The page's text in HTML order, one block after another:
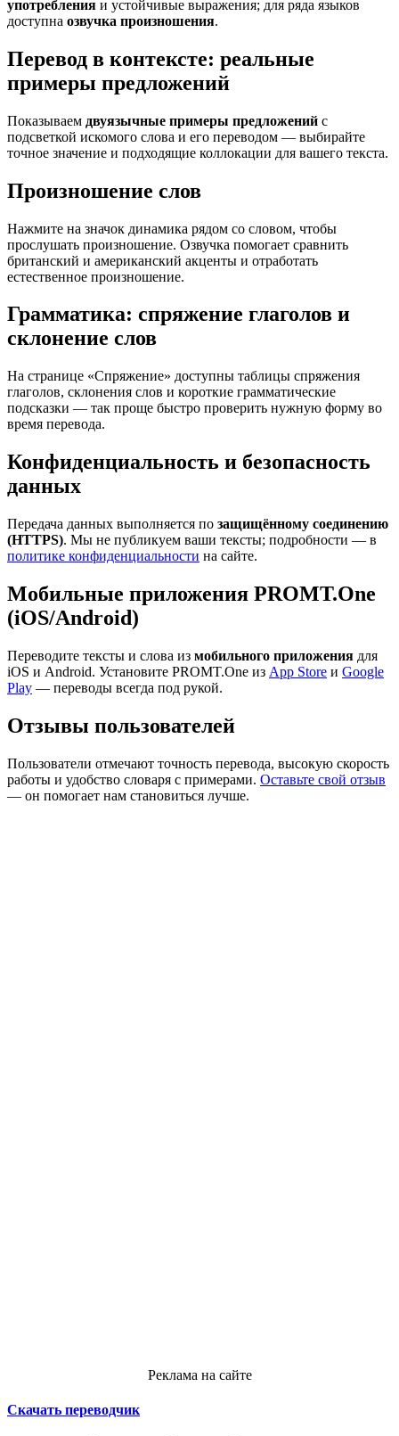
употребления и устойчивые выражения; для ряда языков
доступна озвучка произношения.
Перевод в контексте: реальные
примеры предложений
Показываем двуязычные примеры предложений с
подсветкой искомого слова и его переводом — выбирайте
точное значение и подходящие коллокации для вашего текста.
Произношение слов
Нажмите на значок динамика рядом со словом, чтобы
прослушать произношение. Озвучка помогает сравнить
британский и американский акценты и отработать
естественное произношение.
Грамматика: спряжение глаголов и
склонение слов
На странице «Спряжение» доступны таблицы спряжения
глаголов, склонения слов и короткие грамматические
подсказки — так проще быстро проверить нужную форму во
время перевода.
Конфиденциальность и безопасность
данных
Передача данных выполняется по защищённому соединению
(HTTPS). Мы не публикуем ваши тексты; подробности — в
политике конфиденциальности на сайте.
Мобильные приложения PROMT.One
(iOS/Android)
Переводите тексты и слова из мобильного приложения для
iOS и Android. Установите PROMT.One из App Store и Google
Play — переводы всегда под рукой.
Отзывы пользователей
Пользователи отмечают точность перевода, высокую скорость
работы и удобство словаря с примерами. Оставьте свой отзыв
— он помогает нам становиться лучше.
Реклама на сайте
Скачать переводчик